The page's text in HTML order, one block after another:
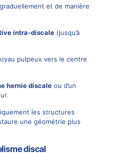
et de manière
intra-discale(jusqu’à
pulpeux vers le centre
hernie discaleou d’un
les structures
une géométrie plus
discal